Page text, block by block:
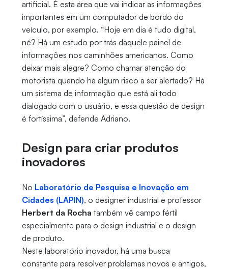
artificial. É esta área que vai indicar as informações
importantes em um computador de bordo do
veículo, por exemplo. “Hoje em dia é tudo digital,
né? Há um estudo por trás daquele painel de
informações nos caminhões americanos. Como
deixar mais alegre? Como chamar atenção do
motorista quando há algum risco a ser alertado? Há
um sistema de informação que está ali todo
dialogado com o usuário, e essa questão de design
é fortíssima”, defende Adriano.
Design para criar produtos
inovadores
No Laboratório de Pesquisa e Inovação em
Cidades (LAPIN), o designer industrial e professor
Herbert da Rocha também vê campo fértil
especialmente para o design industrial e o design
de produto.
Neste laboratório inovador, há uma busca
constante para resolver problemas novos e antigos,